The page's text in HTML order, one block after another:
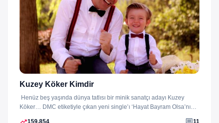
Kuzey Köker Kimdir
Henüz beş yaşında dünya tatlısı bir minik sanatçı adayı Kuzey
Köker… DMC etiketiyle çıkan yeni single’ı ‘Hayat Bayram Olsa’nın
159,854 11